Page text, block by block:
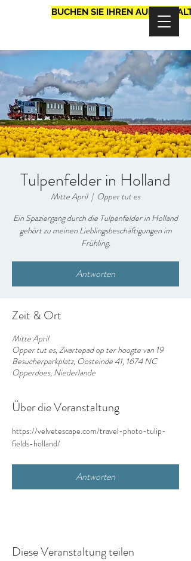
BUCHEN SIE IHREN AUFENTHALT
Tulpenfelder in Holland
Mitte April
  |
Opper tut es
Ein Spaziergang durch die Tulpenfelder in Holland
gehört zu meinen Lieblingsbeschäftigungen im
Frühling.
Antworten
Zeit & Ort
Mitte April
Opper tut es, Zwartepad op ter hoogte van 19
Besucherparkplatz, Oosteinde 41, 1674 NC
Opperdoes, Niederlande
Über die Veranstaltung
https://velvetescape.com/travel-photo-tulip-
fields-holland/
Antworten
Diese Veranstaltung teilen